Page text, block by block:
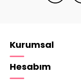
Kurumsal
Hesabım